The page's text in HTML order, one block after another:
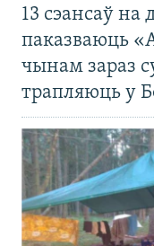
13 сэансаў на
паказваюць
чынам зараз
трапляюць у